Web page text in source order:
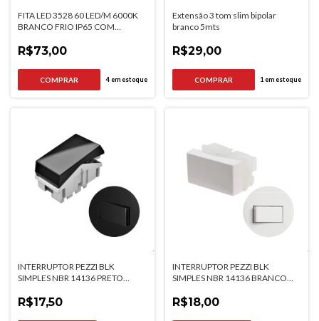
FITA LED 3528 60 LED/M 6000K
BRANCO FRIO IP65 COM
R$73,00
4em estoque
Extensão 3 tom slim bipolar
branco 5mts
R$29,00
1 em estoque
INTERRUPTOR PEZZI BLK
SIMPLES NBR 14136 PRETO
R$17,50
INTERRUPTOR PEZZI BLK
SIMPLES NBR 14136 BRANCO
R$18,00